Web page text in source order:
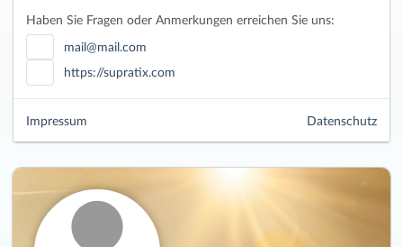
Haben Sie Fragen oder Anmerkungen erreichen Sie uns:
mail@mail.com
https://supratix.com
Datenschutz
Impressum